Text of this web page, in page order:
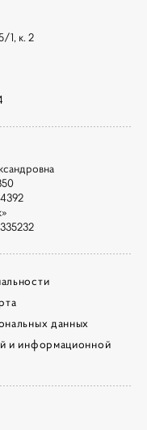
1, к. 2
данных
и информационной